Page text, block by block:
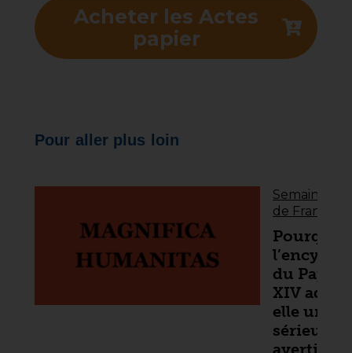
Acheter les Actes
papier
Pour aller plus loin
Semaines
de France
Pourquoi
du Pape
XIV
elle un
sérieux